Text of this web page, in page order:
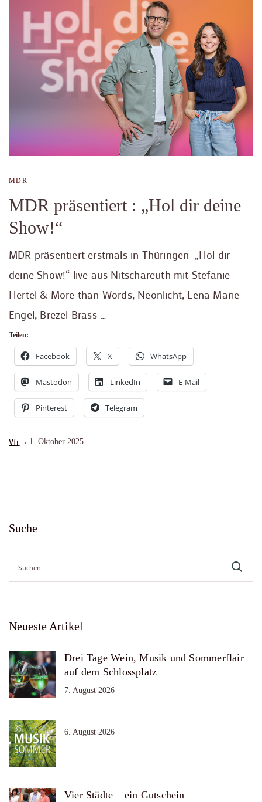
MDR
MDR präsentiert : „Hol dir deine
Show!“
MDR präsentiert erstmals in Thüringen: „Hol dir
deine Show!“ live aus Nitschareuth mit Stefanie
Hertel & More than Words, Neonlicht, Lena Marie
Engel, Brezel Brass …
Teilen:
Facebook X WhatsApp
Mastodon LinkedIn E-Mail
Pinterest Telegram
Vfr 1. Oktober 2025
Suche
nach:
Neueste Artikel
Drei Tage Wein, Musik und Sommerflair
auf dem Schlossplatz
7. August 2026
6. August 2026
Vier Städte – ein Gutschein